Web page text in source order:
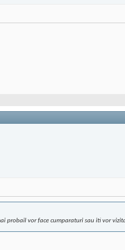
probail vor face cumparaturi sau iti vor